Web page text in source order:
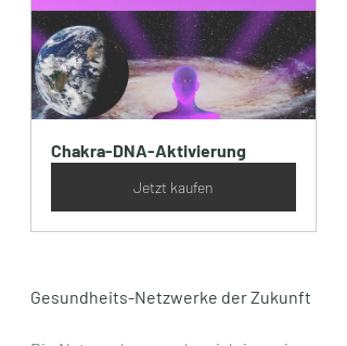
Chakra-DNA-Aktivierung
Jetzt kaufen
Gesundheits-Netzwerke der Zukunft